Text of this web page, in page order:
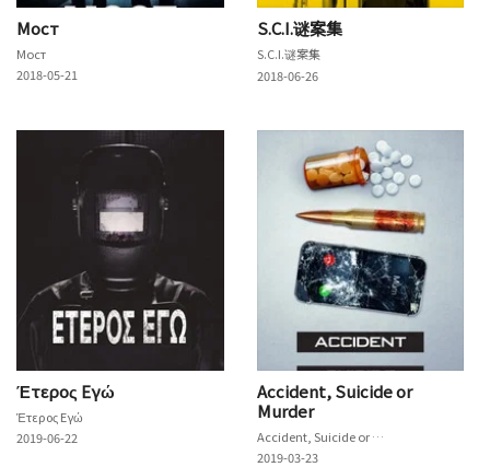
Мост
Мост
2018-05-21
S.C.I.谜案集
S.C.I.谜案集
2018-06-26
Έτερος Εγώ
Έτερος Εγώ
2019-06-22
Accident, Suicide or
Murder
Accident, Suicide or Murder
2019-03-23